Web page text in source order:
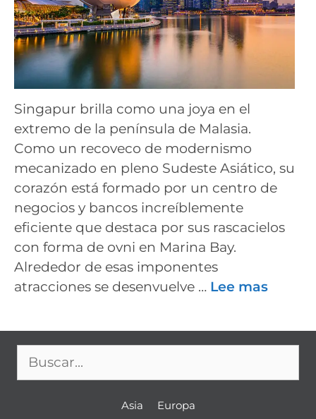
Singapur brilla como una joya en el
extremo de la península de Malasia.
Como un recoveco de modernismo
mecanizado en pleno Sudeste Asiático, su
corazón está formado por un centro de
negocios y bancos increíblemente
eficiente que destaca por sus rascacielos
con forma de ovni en Marina Bay.
Alrededor de esas imponentes
atracciones se desenvuelve … Lee mas
Asia Europa